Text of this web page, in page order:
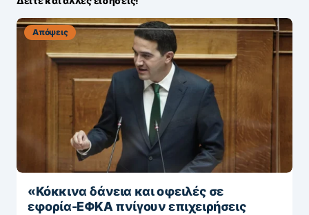
Απόψεις
«Κόκκινα δάνεια και οφειλές σε
εφορία-ΕΦΚΑ πνίγουν επιχειρήσεις